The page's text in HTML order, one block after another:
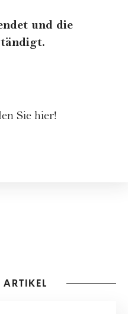
und die
Sie hier!